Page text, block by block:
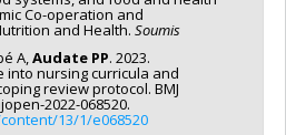
Co-operation and
and Health. Soumis
A,Audate PP. 2023.
into nursing curricula and
review protocol. BMJ
2022-068520.
13/1/e068520